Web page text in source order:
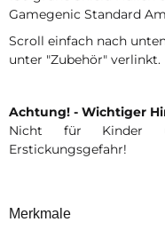
Gamegenic Standard
Scroll einfach nach
unter "Zubehör" verlinkt.
Achtung! - Wichtiger
Nicht für Kinder
Erstickungsgefahr!
Merkmale